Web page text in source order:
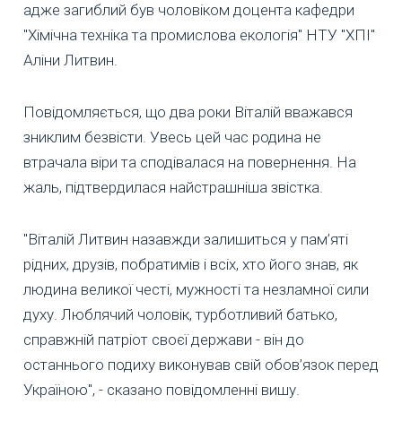
адже загиблий був чоловіком доцента кафедри
"Хімічна техніка та промислова екологія" НТУ "ХПІ"
Аліни Литвин.
Повідомляється, що два роки Віталій вважався
зниклим безвісти. Увесь цей час родина не
втрачала віри та сподівалася на повернення. На
жаль, підтвердилася найстрашніша звістка.
"Віталій Литвин назавжди залишиться у пам’яті
рідних, друзів, побратимів і всіх, хто його знав, як
людина великої честі, мужності та незламної сили
духу. Люблячий чоловік, турботливий батько,
справжній патріот своєї держави - він до
останнього подиху виконував свій обов’язок перед
Україною", - сказано повідомленні вишу.